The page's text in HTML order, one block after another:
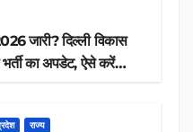
जारी? दिल्ली विकास
भर्ती का अपडेट, ऐसे करें
राज्य